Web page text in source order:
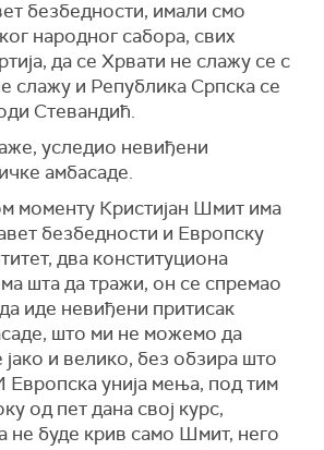
безбедности, имали смо
народног сабора, свих
да се Хрвати не слажу се с
слажу и Република Српска се
Стевандић.
уследио невиђени
амбасаде.
моменту Кристијан Шмит има
безбедности и Европску
два конституциона
шта да тражи, он се спремао
иде невиђени притисак
што ми не можемо да
јако и велико, без обзира што
Европска унија мења, под тим
од пет дана свој курс,
не буде крив само Шмит, него